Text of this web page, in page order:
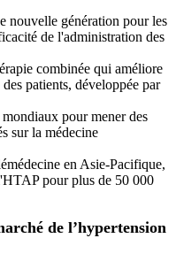
nouvelle génération pour les
de l'administration des
combinée qui améliore
patients, développée par
pour mener des
sur la médecine
en Asie-Pacifique,
pour plus de 50 000
de l’hypertension